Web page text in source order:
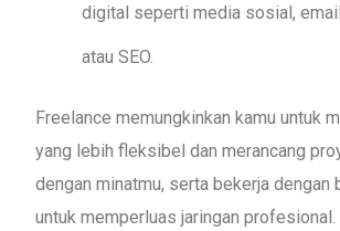
digital seperti media sosial,
atau SEO.
Freelance memungkinkan kamu untuk
yang lebih fleksibel dan merancang
dengan minatmu, serta bekerja dengan
untuk memperluas jaringan profesional.